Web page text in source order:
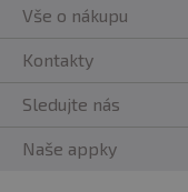
Vše o nákupu
Kontakty
Sledujte nás
Naše appky